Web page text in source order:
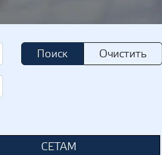
Поиск Очистить
СЕТАМ